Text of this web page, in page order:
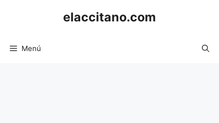
elaccitano.com
Menú